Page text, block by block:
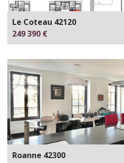
Le Coteau 42120
249 390 €
Roanne 42300